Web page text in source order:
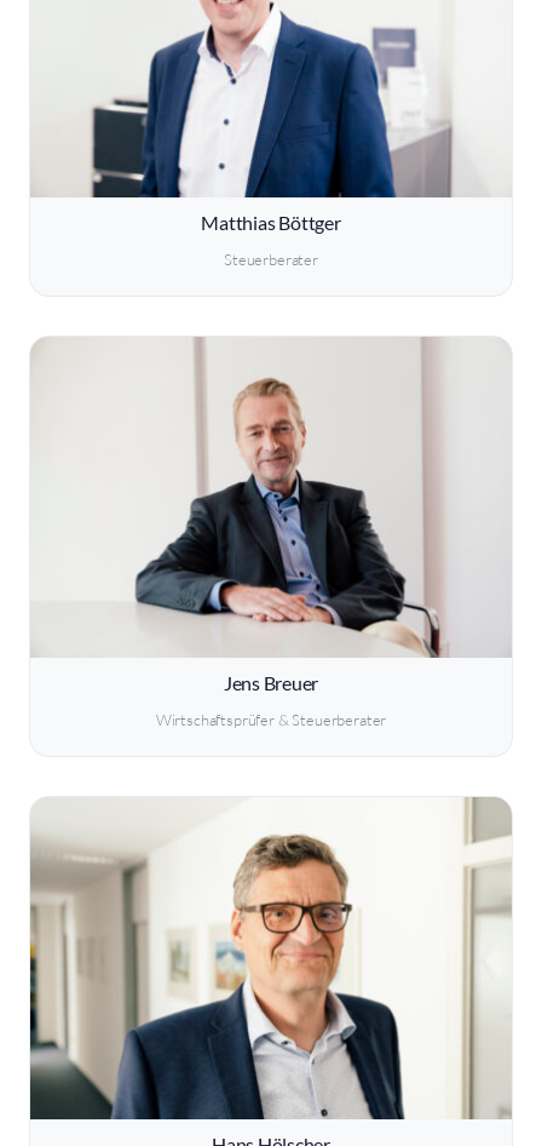
Matthias Böttger
Steuerberater
Jens Breuer
Wirtschaftsprüfer & Steuerberater